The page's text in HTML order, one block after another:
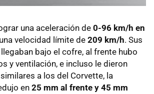
una aceleración de 0-96 km/h en
velocidad límite de 209 km/h. Sus
bajo el cofre, al frente hubo
y ventilación, e incluso le dieron
a los del Corvette, la
en 25 mm al frente y 45 mm